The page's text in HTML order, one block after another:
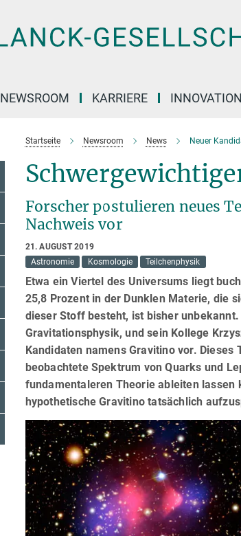
NEWSROOM KARRIERE INNOVATION
Startseite Newsroom News Neuer
Forscher postulieren neues
Nachweis vor
21. AUGUST 2019
Astronomie
Kosmologie Teilchenphysik
Etwa ein Viertel des Universums liegt
25,8 Prozent in der Dunklen Materie, die
dieser Stoff besteht, ist bisher
Gravitationsphysik, und sein Kollege
Kandidaten namens Gravitino vor.
beobachtete Spektrum von Quarks und
fundamentaleren Theorie ableiten
hypothetische Gravitino tatsächlich